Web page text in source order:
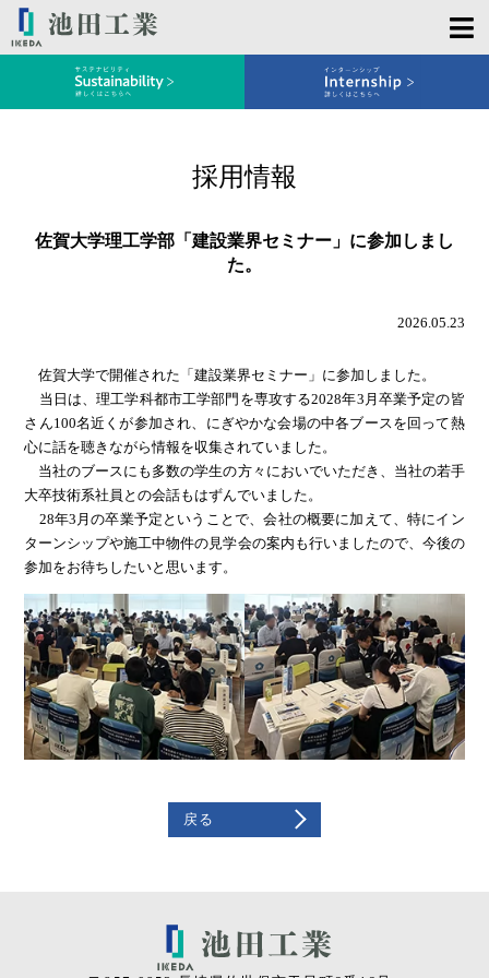
採用情報
佐賀大学理工学部「建設業界セミナー」に参加しまし
た。
2026.05.23
佐賀大学で開催された「建設業界セミナー」に参加しました。
当日は、理工学科都市工学部門を専攻する2028年3月卒業予定の皆
さん100名近くが参加され、にぎやかな会場の中各ブースを回って熱
心に話を聴きながら情報を収集されていました。
当社のブースにも多数の学生の方々においでいただき、当社の若手
大卒技術系社員との会話もはずんでいました。
28年3月の卒業予定ということで、会社の概要に加えて、特にイン
ターンシップや施工中物件の見学会の案内も行いましたので、今後の
参加をお待ちしたいと思います。
戻る